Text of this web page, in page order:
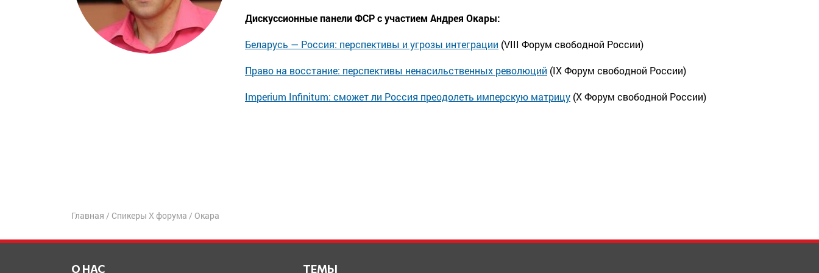
Дискуссионные панели ФСР с участием Андрея Окары:
Беларусь — Россия: перспективы и угрозы интеграции (VIII Форум свободной России)
Право на восстание: перспективы ненасильственных революций (IX Форум свободной России)
Imperium Infinitum: сможет ли Россия преодолеть имперскую матрицу (Х Форум свободной России)
Главная / Спикеры X форума / Окара
О НАС ТЕМЫ